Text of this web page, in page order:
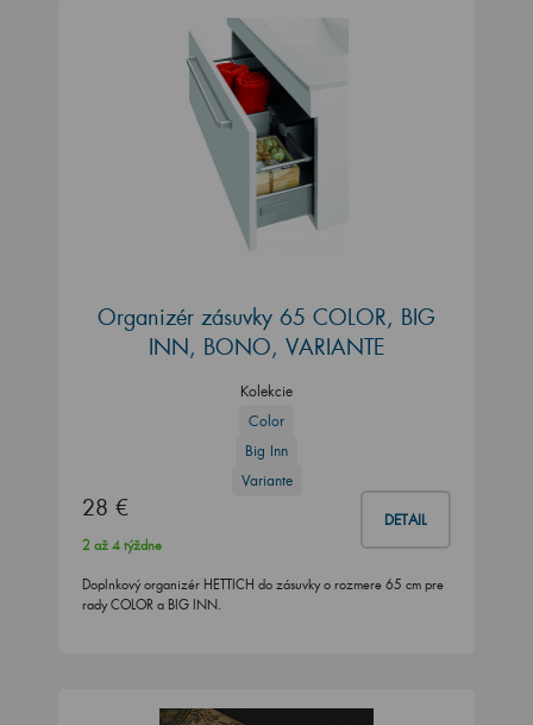
Organizér zásuvky 65 COLOR, BIG
INN, BONO, VARIANTE
Kolekcie
Color
Big Inn
Variante
28 € DETAIL
2 až 4 týždne
Doplnkový organizér HETTICH do zásuvky o rozmere 65 cm pre
rady COLOR a BIG INN.